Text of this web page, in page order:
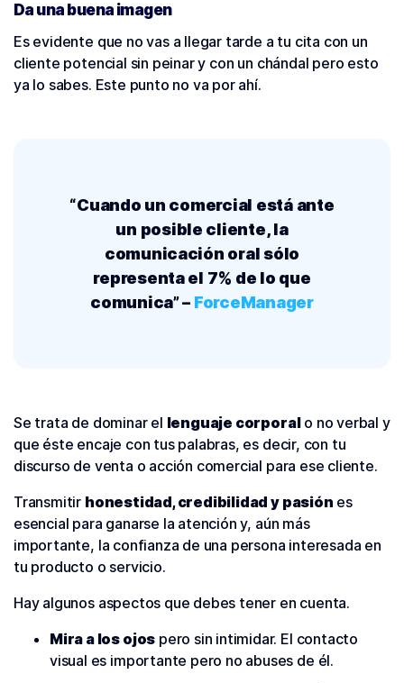
Da una buena imagen
Es evidente que no vas a llegar tarde a tu cita con un
cliente potencial sin peinar y con un chándal pero esto
ya lo sabes. Este punto no va por ahí.
“Cuando un comercial está ante
un posible cliente, la
comunicación oral sólo
representa el 7% de lo que
comunica” – ForceManager
Se trata de dominar el lenguaje corporalo no verbal y
que éste encaje con tus palabras, es decir, con tu
discurso de venta o acción comercial para ese cliente.
Transmitir honestidad, credibilidad y pasión es
esencial para ganarse la atención y, aún más
importante, la confianza de una persona interesada en
tu producto o servicio.
Hay algunos aspectos que debes tener en cuenta.
Mira a los ojos pero sin intimidar. El contacto
visual es importante pero no abuses de él.